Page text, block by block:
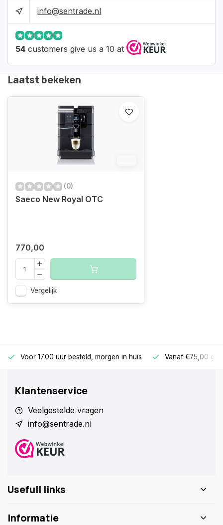
info@sentrade.nl
54 customers give us a 10 at
Laatst bekeken
(0)
Saeco New Royal OTC
770,00
Vergelijk
Voor 17.00 uur besteld, morgen in huis Vanaf €75,00
Klantenservice
Veelgestelde vragen
info@sentrade.nl
Usefull links
Informatie